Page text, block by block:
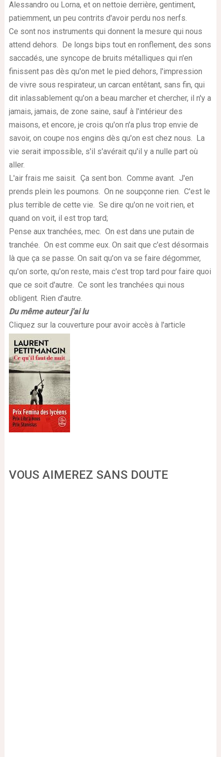
Alessandro ou Lorna, et on nettoie derrière, gentiment,
patiemment, un peu contrits d'avoir perdu nos nerfs.
Ce sont nos instruments qui donnent la mesure qui nous
attend dehors. De longs bips tout en ronflement, des sons
saccadés, une syncope de bruits métalliques qui n'en
finissent pas dès qu'on met le pied dehors, l'impression
de vivre sous respirateur, un carcan entêtant, sans fin, qui
dit inlassablement qu'on a beau marcher et chercher, il n'y a
jamais, jamais, de zone saine, sauf à l'intérieur des
maisons, et encore, je crois qu'on n'a plus trop envie de
savoir, on coupe nos engins dès qu'on est chez nous. La
vie serait impossible, s'il s'avérait qu'il y a nulle part où
aller.
L'air frais me saisit. Ça sent bon. Comme avant. J'en
prends plein les poumons. On ne soupçonne rien. C'est le
plus terrible de cette vie. Se dire qu'on ne voit rien, et
quand on voit, il est trop tard;
Pense aux tranchées, mec. On est dans une putain de
tranchée. On est comme eux. On sait que c'est désormais
là que ça se passe. On sait qu'on va se faire dégommer,
qu'on sorte, qu'on reste, mais c'est trop tard pour faire quoi
que ce soit d'autre. Ce sont les tranchées qui nous
obligent. Rien d'autre.
Du même auteur j'ai lu
Cliquez sur la couverture pour avoir accès à l'article
VOUS AIMEREZ SANS DOUTE